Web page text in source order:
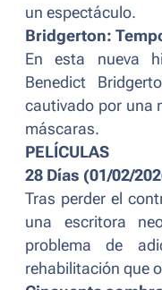
un espectáculo.
Bridgerton:
En esta nueva
Benedict
cautivado por una
máscaras.
PELÍCULAS
28 Días (01/02/
Tras perder el
una escritora
problema de
rehabilitación que